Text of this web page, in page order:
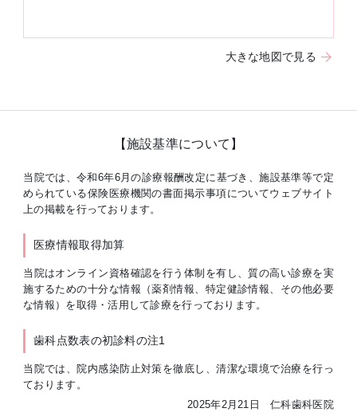
大きな地図で見る
【施設基準について】
当院では、令和6年6月の診療報酬改定に基づき、施設基準等で定
められている保険医療機関の書面掲示事項についてウェブサイト
上の掲載を行っております。
医療情報取得加算
当院はオンライン資格確認を行う体制を有し、質の高い診療を実
施するための十分な情報（薬剤情報、特定健診情報、その他必要
な情報）を取得・活用して診療を行っております。
歯科点数表の初診料の注1
当院では、院内感染防止対策を徹底し、清潔な環境で治療を行っ
ております。
2025年2月21日 仁科歯科医院